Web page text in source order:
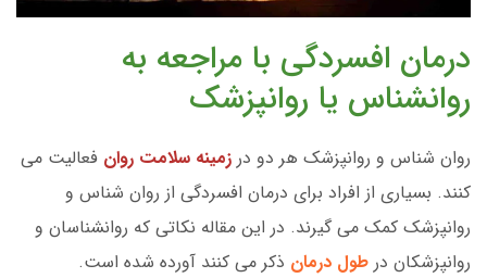
درمان افسردگی با مراجعه به
روانشناس یا روانپزشک
روان شناس و روانپزشک هر دو در زمینه سلامت روان فعالیت می
کنند. بسیاری از افراد برای درمان افسردگی از روان شناس و
روانپزشک کمک می گیرند. در این مقاله نکاتی که روانشناسان و
روانپزشکان در طول درمان ذکر می کنند آورده شده است.